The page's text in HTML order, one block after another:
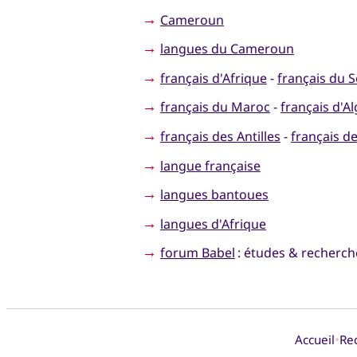
→ Cameroun
→ langues du Cameroun
→ français d'Afrique-français du
→ français du Maroc -français
→ français des Antilles -français
→ langue française
→ langues bantoues
→ langues d'Afrique
→ forum Babel : études &
Accueil•